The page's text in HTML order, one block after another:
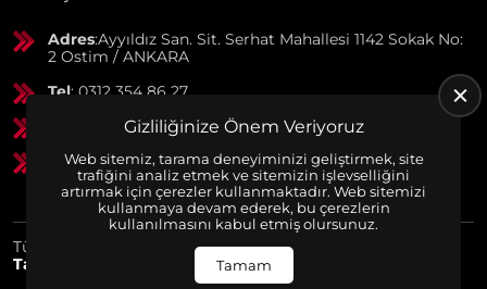
Adres:Ayyıldız San. Sit. Serhat Mahallesi 1142 Sokak No:
2 Ostim / ANKARA
Tel: 0312 354 86 27
: 0506 369 50 55
GSM: 0553 790 38 01
Tüm Hakları Saklıdır. | Bu site Us Yazılım
Tasarım
Paketleri ile Hazırlanmıştır. © 2025
Gizliliğinize Önem Veriyoruz
Web sitemiz, tarama deneyiminizi geliştirmek, site
trafiğini analiz etmek ve sitemizin işlevselliğini
artırmak için çerezler kullanmaktadır. Web sitemizi
kullanmaya devam ederek, bu çerezlerin
kullanılmasını kabul etmiş olursunuz.
Tamam